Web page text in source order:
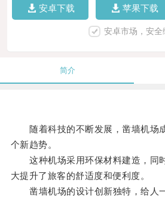
安卓下载 苹果下载
安卓市场，安全
简介
随着科技的不断发展，凿墙机场
个新趋势。
这种机场采用环保材料建造，同
大提升了旅客的舒适度和便利度。
凿墙机场的设计创新独特，给人一